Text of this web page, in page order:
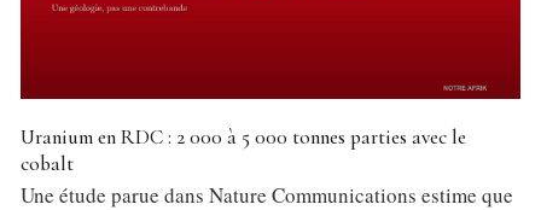
Uranium en RDC : 2 000 à 5 000 tonnes parties avec le
cobalt
Une étude parue dans Nature Communications estime que